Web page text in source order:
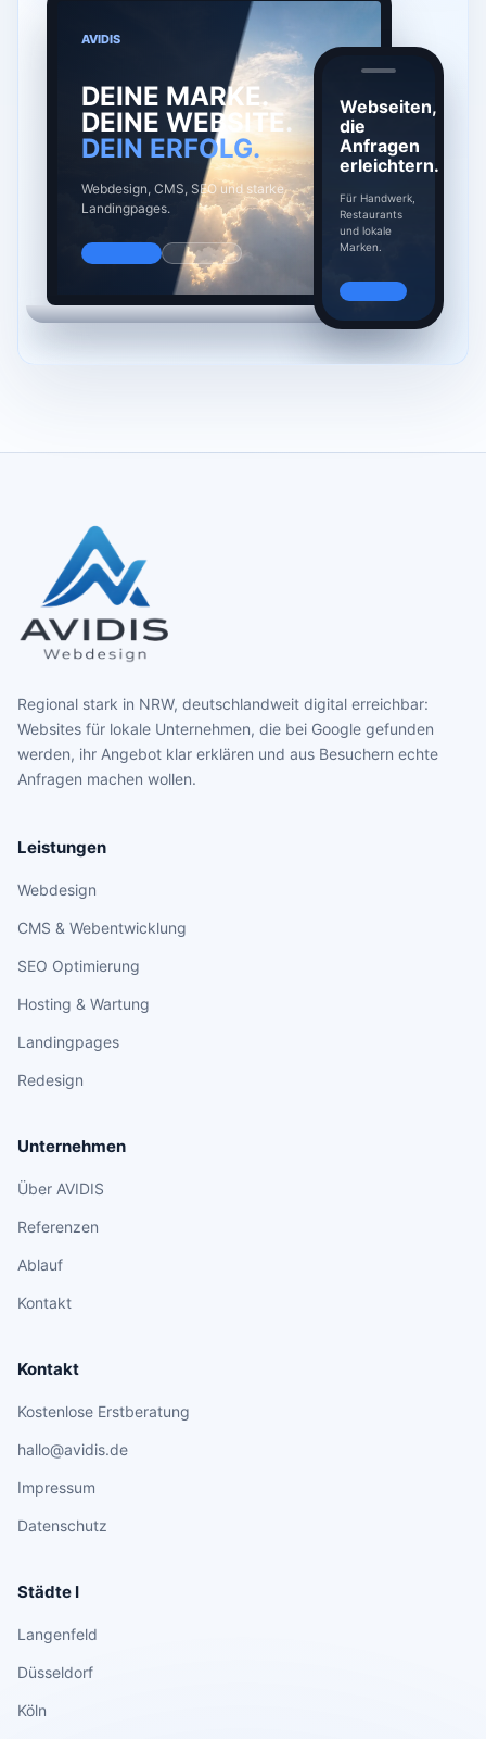
AVIDIS
DEINE MARKE.
DEINE WEBSITE.
DEIN ERFOLG.
Webdesign, CMS, SEO und starke
Landingpages.
Webseiten,
die
Anfragen
erleichtern.
Für Handwerk,
Restaurants
und lokale
Marken.
Regional stark in NRW, deutschlandweit digital erreichbar:
Websites für lokale Unternehmen, die bei Google gefunden
werden, ihr Angebot klar erklären und aus Besuchern echte
Anfragen machen wollen.
Leistungen
Webdesign
CMS & Webentwicklung
SEO Optimierung
Hosting & Wartung
Landingpages
Redesign
Unternehmen
Über AVIDIS
Referenzen
Ablauf
Kontakt
Kontakt
Kostenlose Erstberatung
hallo@avidis.de
Impressum
Datenschutz
Städte I
Langenfeld
Düsseldorf
Köln